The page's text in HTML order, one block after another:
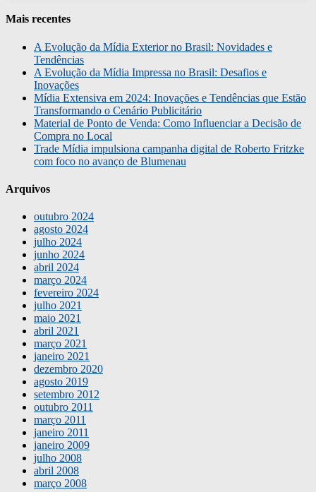
Mais recentes
A Evolução da Mídia Exterior no Brasil: Novidades e
Tendências
A Evolução da Mídia Impressa no Brasil: Desafios e
Inovações
Mídia Extensiva em 2024: Inovações e Tendências que Estão
Transformando o Cenário Publicitário
Material de Ponto de Venda: Como Influenciar a Decisão de
Compra no Local
Trade Mídia impulsiona campanha digital de Roberto Fritzke
com foco no avanço de Blumenau
Arquivos
outubro 2024
agosto 2024
julho 2024
junho 2024
abril 2024
março 2024
fevereiro 2024
julho 2021
maio 2021
abril 2021
março 2021
janeiro 2021
dezembro 2020
agosto 2019
setembro 2012
outubro 2011
março 2011
janeiro 2011
janeiro 2009
julho 2008
abril 2008
março 2008